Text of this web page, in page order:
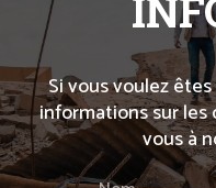
Si vous voulez
informations sur les
vous à